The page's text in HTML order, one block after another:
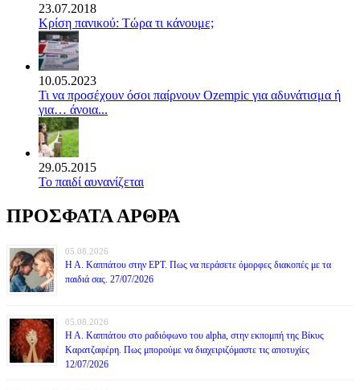
23.07.2018
Κρίση πανικού: Τώρα τι κάνουμε;
10.05.2023
Τι να προσέχουν όσοι παίρνουν Ozempic για αδυνάτισμα ή
για… άνοια...
29.05.2015
Το παιδί αυνανίζεται
ΠΡΟΣΦΑΤΑ ΑΡΘΡΑ
05.08.2026
Η Α. Καππάτου στην ΕΡΤ. Πως να περάσετε όμορφες διακοπές με τα
παιδιά σας. 27/07/2026
05.08.2026
Η Α. Καππάτου στο ραδιόφωνο του alpha, στην εκπομπή της Βίκυς
Καρατζαφέρη. Πως μπορούμε να διαχειριζόμαστε τις αποτυχίες
12/07/2026